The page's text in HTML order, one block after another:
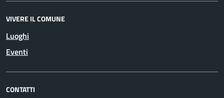
VIVERE IL COMUNE
Luoghi
Eventi
CONTATTI